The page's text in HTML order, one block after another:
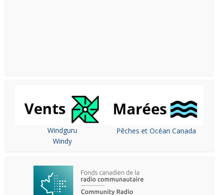
Windguru
Windy
Pêches et Océan Canada